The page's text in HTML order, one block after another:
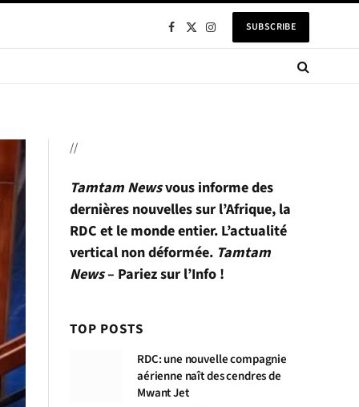
Facebook
X
InstagramSUBSCRIBE
//
Tamtam Newsvous informe des
dernières nouvelles sur l’Afrique, la
RDC et le monde entier. L’actualité
vertical non déformée. Tamtam
News– Pariez sur l’Info !
TOP POSTS
RDC: une nouvelle compagnie
aérienne naît des cendres de
Mwant Jet